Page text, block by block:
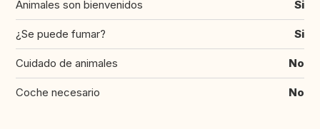
Animales son bienvenidos Si
¿Se puede fumar? Si
Cuidado de animales No
Coche necesario No